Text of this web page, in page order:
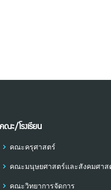
คณะ/โรงเรียน
คณะครุศาสตร์
คณะมนุษยศาสตร์และสังคมศาส
คณะวิทยาการจัดการ